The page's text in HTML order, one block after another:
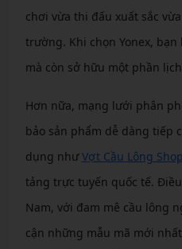
chơi vừa thi đấu xuất sắc
trường. Khi chọn Yonex,
mà còn sở hữu một phần
Hơn nữa, mạng lưới phân
bảo sản phẩm dễ dàng tiếp
dụng nhưVợt Cầu Lông Shop
tảng trực tuyến quốc tế.
Nam, với đam mê cầu lông
cận những mẫu mã mới